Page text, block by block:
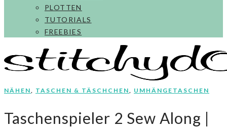
PLOTTEN
TUTORIALS
FREEBIES
NÄHEN, TASCHEN & TÄSCHCHEN, UMHÄNGETASCHEN
Taschenspieler 2 Sew Along |